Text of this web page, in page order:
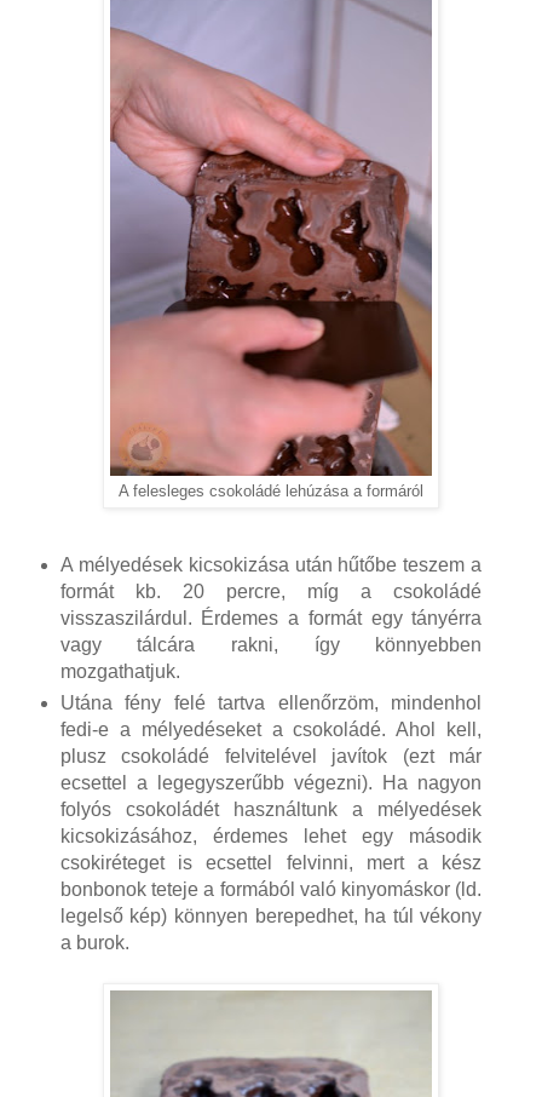
A felesleges csokoládé lehúzása a formáról
A mélyedések kicsokizása után hűtőbe teszem a
formát kb. 20 percre, míg a csokoládé
visszaszilárdul. Érdemes a formát egy tányérra
vagy tálcára rakni, így könnyebben
mozgathatjuk.
Utána fény felé tartva ellenőrzöm, mindenhol
fedi-e a mélyedéseket a csokoládé. Ahol kell,
plusz csokoládé felvitelével javítok (ezt már
ecsettel a legegyszerűbb végezni). Ha nagyon
folyós csokoládét használtunk a mélyedések
kicsokizásához, érdemes lehet egy második
csokiréteget is ecsettel felvinni, mert a kész
bonbonok teteje a formából való kinyomáskor (ld.
legelső kép) könnyen berepedhet, ha túl vékony
a burok.